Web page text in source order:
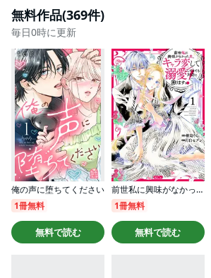
無料作品(369件)
毎日0時に更新
俺の声に堕ちてください
1冊無料
無料で読む
前世私に興味がなかった夫、キャラ変して溺愛してきても対応に困りますっ！
1冊無料
無料で読む